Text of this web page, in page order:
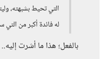
التي تحيط بشبهته،
له فائدة أكبر من
بالفعل؛ هذا ما أشرت إليه..